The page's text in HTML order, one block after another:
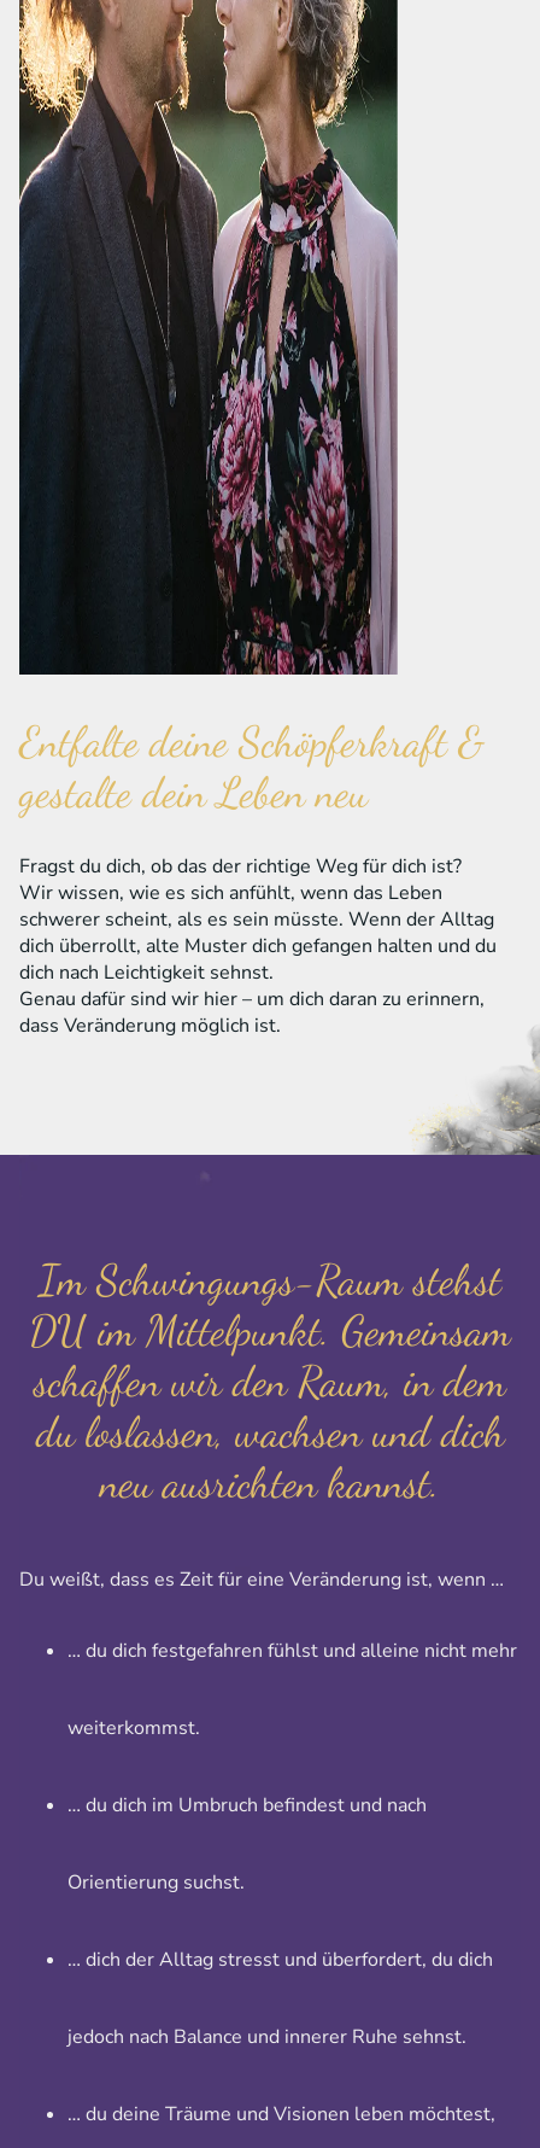
Entfalte deine Schöpferkraft &
gestalte dein Leben neu
Fragst du dich, ob das der richtige Weg für dich ist?
Wir wissen, wie es sich anfühlt, wenn das Leben
schwerer scheint, als es sein müsste. Wenn der Alltag
dich überrollt, alte Muster dich gefangen halten und du
dich nach Leichtigkeit sehnst.
Genau dafür sind wir hier – um dich daran zu erinnern,
dass Veränderung möglich ist.
Im Schwingungs-Raum stehst
DU im Mittelpunkt. Gemeinsam
schaffen wir den Raum, in dem
du loslassen, wachsen und dich
neu ausrichten kannst.
Du weißt, dass es Zeit für eine Veränderung ist, wenn …
… du dich festgefahren fühlst und alleine nicht mehr
weiterkommst.
… du dich im Umbruch befindest und nach
Orientierung suchst.
… dich der Alltag stresst und überfordert, du dich
jedoch nach Balance und innerer Ruhe sehnst.
… du deine Träume und Visionen leben möchtest,